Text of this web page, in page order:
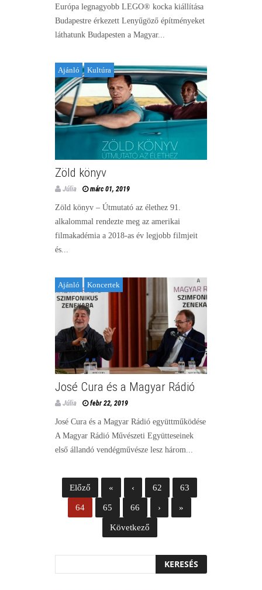
Európa legnagyobb LEGO® kocka kiállítása
Budapestre érkezett Lenyűgöző építményeket
láthatunk Budapesten a Magyar...
Ajánló Kultúra
Zöld könyv
Júlia márc 01, 2019
Zöld könyv – Útmutató az élethez 91.
alkalommal rendezte meg az amerikai
filmakadémia a 2018-as év legjobb filmjeit
és...
Ajánló Koncertek
José Cura és a Magyar Rádió
Júlia febr 22, 2019
José Cura és a Magyar Rádió együttműködése
A Magyar Rádió Művészeti Együtteseinek
első állandó vendégművésze lesz három...
Előző « ‹ 62 63
64 65 66 › »
Következő